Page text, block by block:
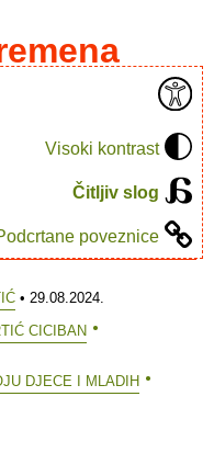
Visoki kontrast
Čitljiv slog
poveznice
knjiga.
• 29.08.2024.
CICIBAN
DJECE I MLADIH